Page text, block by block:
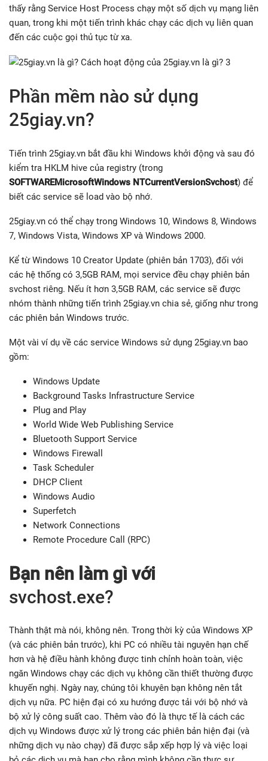
thấy rằng Service Host Process chạy một số dịch vụ mạng liên
quan, trong khi một tiến trình khác chạy các dịch vụ liên quan
đến các cuộc gọi thủ tục từ xa.
Phần mềm nào sử dụng
25giay.vn?
Tiến trình 25giay.vn bắt đầu khi Windows khởi động và sau đó
kiểm tra HKLM hive của registry (trong
SOFTWAREMicrosoftWindows NTCurrentVersionSvchost) để
biết các service sẽ load vào bộ nhớ.
25giay.vn có thể chạy trong Windows 10, Windows 8, Windows
7, Windows Vista, Windows XP và Windows 2000.
Kể từ Windows 10 Creator Update (phiên bản 1703), đối với
các hệ thống có 3,5GB RAM, mọi service đều chạy phiên bản
svchost riêng. Nếu ít hơn 3,5GB RAM, các service sẽ được
nhóm thành những tiến trình 25giay.vn chia sẻ, giống như trong
các phiên bản Windows trước.
Một vài ví dụ về các service Windows sử dụng 25giay.vn bao
gồm:
Windows Update
Background Tasks Infrastructure Service
Plug and Play
World Wide Web Publishing Service
Bluetooth Support Service
Windows Firewall
Task Scheduler
DHCP Client
Windows Audio
Superfetch
Network Connections
Remote Procedure Call (RPC)
Bạn nên làm gì với
svchost.exe?
Thành thật mà nói, không nên. Trong thời kỳ của Windows XP
(và các phiên bản trước), khi PC có nhiều tài nguyên hạn chế
hơn và hệ điều hành không được tinh chỉnh hoàn toàn, việc
ngăn Windows chạy các dịch vụ không cần thiết thường được
khuyến nghị. Ngày nay, chúng tôi khuyên bạn không nên tắt
dịch vụ nữa. PC hiện đại có xu hướng được tải với bộ nhớ và
bộ xử lý công suất cao. Thêm vào đó là thực tế là cách các
dịch vụ Windows được xử lý trong các phiên bản hiện đại (và
những dịch vụ nào chạy) đã được sắp xếp hợp lý và việc loại